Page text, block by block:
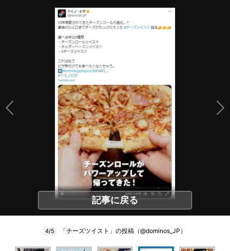
記事に戻る
4/5 「チーズツイスト」の投稿（@dominos_JP）